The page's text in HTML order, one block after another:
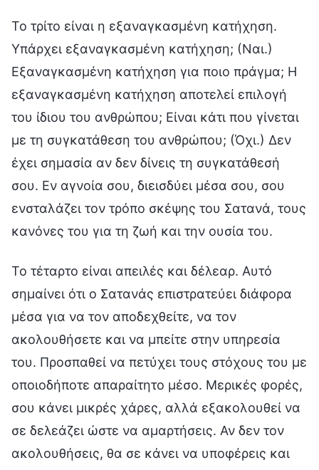
Το τρίτο είναι η εξαναγκασμένη κατήχηση.
Υπάρχει εξαναγκασμένη κατήχηση; (Ναι.)
Εξαναγκασμένη κατήχηση για ποιο πράγμα; Η
εξαναγκασμένη κατήχηση αποτελεί επιλογή
του ίδιου του ανθρώπου; Είναι κάτι που γίνεται
με τη συγκατάθεση του ανθρώπου; (Όχι.) Δεν
έχει σημασία αν δεν δίνεις τη συγκατάθεσή
σου. Εν αγνοία σου, διεισδύει μέσα σου, σου
ενσταλάζει τον τρόπο σκέψης του Σατανά, τους
κανόνες του για τη ζωή και την ουσία του.
Το τέταρτο είναι απειλές και δέλεαρ. Αυτό
σημαίνει ότι ο Σατανάς επιστρατεύει διάφορα
μέσα για να τον αποδεχθείτε, να τον
ακολουθήσετε και να μπείτε στην υπηρεσία
του. Προσπαθεί να πετύχει τους στόχους του με
οποιοδήποτε απαραίτητο μέσο. Μερικές φορές,
σου κάνει μικρές χάρες, αλλά εξακολουθεί να
σε δελεάζει ώστε να αμαρτήσεις. Αν δεν τον
ακολουθήσεις, θα σε κάνει να υποφέρεις και